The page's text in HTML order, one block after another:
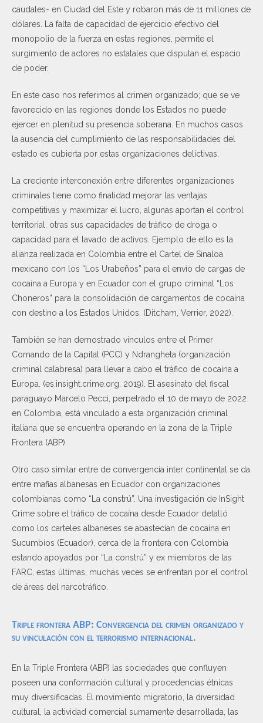
caudales- en Ciudad del Este y robaron más de 11 millones de
dólares. La falta de capacidad de ejercicio efectivo del
monopolio de la fuerza en estas regiones, permite el
surgimiento de actores no estatales que disputan el espacio
de poder.
En este caso nos referimos al crimen organizado; que se ve
favorecido en las regiones donde los Estados no puede
ejercer en plenitud su presencia soberana. En muchos casos
la ausencia del cumplimiento de las responsabilidades del
estado es cubierta por estas organizaciones delictivas.
La creciente interconexión entre diferentes organizaciones
criminales tiene como finalidad mejorar las ventajas
competitivas y maximizar el lucro, algunas aportan el control
territorial, otras sus capacidades de tráfico de droga o
capacidad para el lavado de activos. Ejemplo de ello es la
alianza realizada en Colombia entre el Cartel de Sinaloa
mexicano con los “Los Urabeños” para el envío de cargas de
cocaína a Europa y en Ecuador con el grupo criminal “Los
Choneros” para la consolidación de cargamentos de cocaína
con destino a los Estados Unidos. (Ditcham, Verrier, 2022).
También se han demostrado vínculos entre el Primer
Comando de la Capital (PCC) y Ndrangheta (organización
criminal calabresa) para llevar a cabo el tráfico de cocaína a
Europa. (es.insight.crime.org, 2019). El asesinato del fiscal
paraguayo Marcelo Pecci, perpetrado el 10 de mayo de 2022
en Colombia, está vinculado a esta organización criminal
italiana que se encuentra operando en la zona de la Triple
Frontera (ABP).
Otro caso similar entre de convergencia inter continental se da
entre mafias albanesas en Ecuador con organizaciones
colombianas como “La constrú”. Una investigación de InSight
Crime sobre el tráfico de cocaína desde Ecuador detalló
como los carteles albaneses se abastecían de cocaína en
Sucumbíos (Ecuador), cerca de la frontera con Colombia
estando apoyados por “La constrú” y ex miembros de las
FARC, estas últimas, muchas veces se enfrentan por el control
de áreas del narcotráfico.
Triple frontera ABP: Convergencia del crimen organizado y
su vinculación con el terrorismo internacional.
En la Triple Frontera (ABP) las sociedades que confluyen
poseen una conformación cultural y procedencias étnicas
muy diversificadas. El movimiento migratorio, la diversidad
cultural, la actividad comercial sumamente desarrollada, las